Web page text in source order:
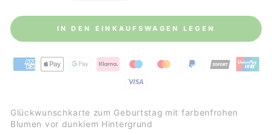
IN DEN EINKAUFSWAGEN LEGEN
Glückwunschkarte zum Geburtstag mit farbenfrohen
Blumen vor dunklem Hintergrund